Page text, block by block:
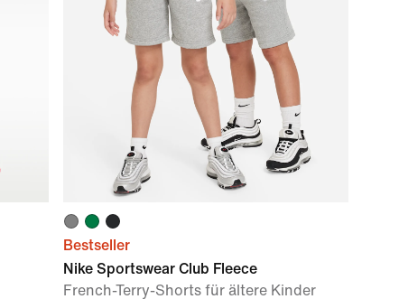
Bestseller
Nike Sportswear Club Fleece
French-Terry-Shorts für ältere Kinder